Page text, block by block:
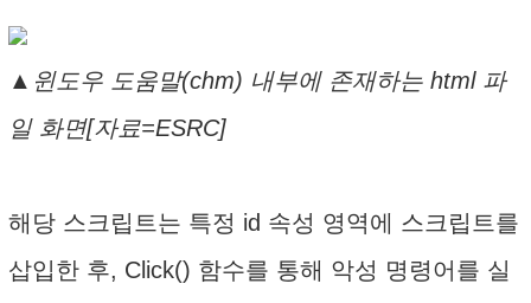
▲윈도우 도움말(chm) 내부에 존재하는 html 파
일 화면[자료=ESRC]
해당 스크립트는 특정 id 속성 영역에 스크립트를
삽입한 후, Click() 함수를 통해 악성 명령어를 실